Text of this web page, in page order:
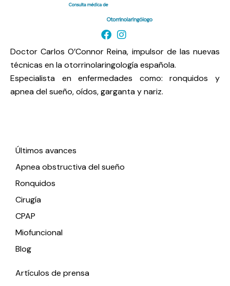
Doctor Carlos O’Connor Reina, impulsor de las nuevas
técnicas en la otorrinolaringología española.
Especialista en enfermedades como: ronquidos y
apnea del sueño, oídos, garganta y nariz.
Últimos avances
Apnea obstructiva del sueño
Ronquidos
Cirugía
CPAP
Miofuncional
Blog
Artículos de prensa